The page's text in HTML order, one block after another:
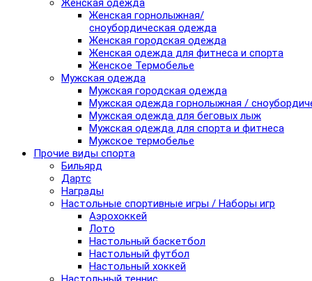
Женская одежда
Женская горнолыжная/
сноубордическая одежда
Женская городская одежда
Женская одежда для фитнеса и спорта
Женское Термобелье
Мужская одежда
Мужская городская одежда
Мужская одежда горнолыжная /
Мужская одежда для беговых лыж
Мужская одежда для спорта и фитнеса
Мужское термобелье
Прочие виды спорта
Бильярд
Дартс
Награды
Настольные спортивные игры / Наборы игр
Аэрохоккей
Лото
Настольный баскетбол
Настольный футбол
Настольный хоккей